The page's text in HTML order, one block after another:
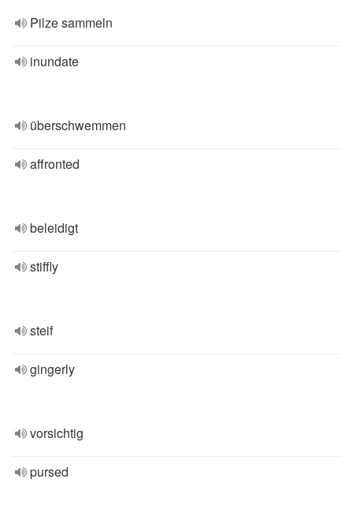
Pilze sammeln
inundate
überschwemmen
affronted
beleidigt
stiffly
steif
gingerly
vorsichtig
pursed